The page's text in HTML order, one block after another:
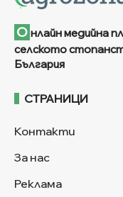
О нлайн медийна
селското
България
СТРАНИЦИ
Контакти
За нас
Реклама